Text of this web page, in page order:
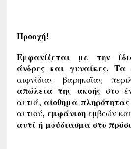
Πρσοχή!
Εμφανίζεται με την
άνδρες και γυναίκες.
αιφνίδιας βαρηκοΐας
απώλεια της ακοής στο
αυτιά, αίσθημα πληρότητας
αυτιού, εμφάνισηεμβοών
αυτί ή μούδιασμα στο